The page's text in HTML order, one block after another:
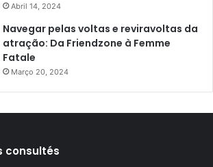
Abril 14, 2024
Navegar pelas voltas e reviravoltas da
atração: Da Friendzone à Femme
Fatale
Março 20, 2024
consultés